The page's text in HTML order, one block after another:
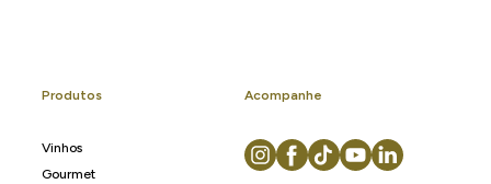
Produtos
Vinhos
Gourmet
Acompanhe